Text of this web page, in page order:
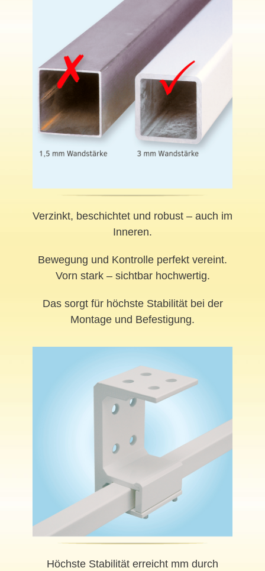
Verzinkt, beschichtet und robust – auch im
Inneren.
Bewegung und Kontrolle perfekt vereint.
Vorn stark – sichtbar hochwertig.
Das sorgt für höchste Stabilität bei der
Montage und Befestigung.
Höchste Stabilität erreicht mm durch